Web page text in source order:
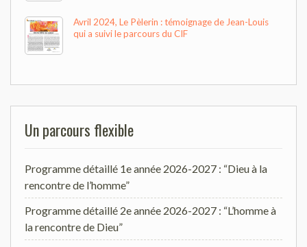
Avril 2024, Le Pèlerin : témoignage de Jean-Louis
qui a suivi le parcours du CIF
Un parcours flexible
Programme détaillé 1e année 2026-2027 : “Dieu à la
rencontre de l’homme”
Programme détaillé 2e année 2026-2027 : “L’homme à
la rencontre de Dieu”